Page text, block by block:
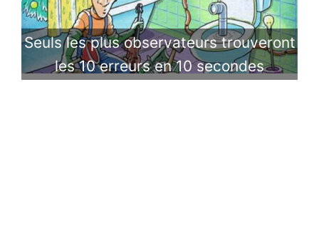
Seuls les plus observateurs trouveront
les 10 erreurs en 10 secondes